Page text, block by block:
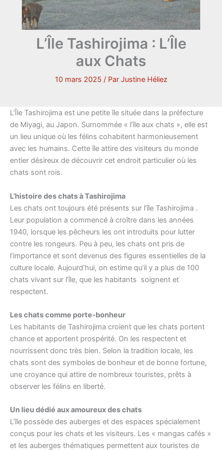
L’Île Tashirojima : L’Île
aux Chats
10 mars 2025 / Par Justine Héliez
L’Île Tashirojima est une petite île située dans la préfecture
de Miyagi, au Japon. Surnommée « l’île aux chats », elle est
un lieu unique où les félins cohabitent harmonieusement
avec les humains. Cette île attire des visiteurs du monde
entier désireux de découvrir cet endroit particulier où les
chats sont rois.
L’histoire des chats à Tashirojima
Les chats ont toujours été présents sur l’île Tashirojima .
Leur population a commencé à croître dans les années
1940, lorsque les pêcheurs les ont introduits pour lutter
contre les rongeurs. Peu à peu, les chats ont pris de
l’importance et sont devenus des figures essentielles de la
culture locale. Aujourd’hui, on estime qu’il y a plus de 100
chats vivant sur l’île, que les habitants soignent et
respectent.
Les chats comme porte-bonheur
Les habitants de Tashirojima croient que les chats portent
chance et apportent prospérité. On les respectent et
nourrissent donc très bien. Selon la tradition locale, les
chats sont des symboles de bonheur et de bonne fortune,
une croyance qui attire de nombreux touristes, prêts à
observer les félins en liberté.
Un lieu dédié aux amoureux des chats
L’île possède des auberges et des espaces spécialement
conçus pour les chats et les visiteurs. Les « mangas cafés »
et les auberges thématiques permettent aux touristes de